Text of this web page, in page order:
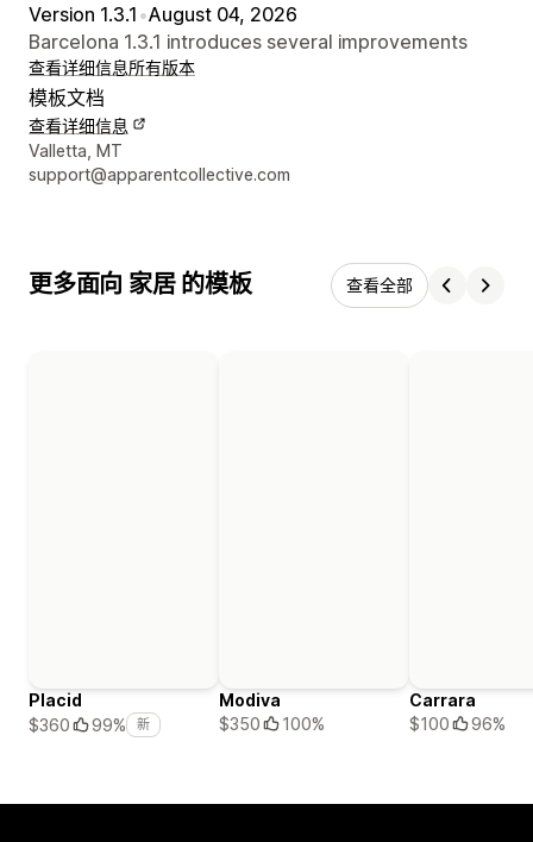
Version 1.3.1 •August 04, 2026
Barcelona 1.3.1 introduces several improvements
查看详细信息所有版本
模板文档
查看详细信息
设计师联系方式
Valletta, MT
support@apparentcollective.com
更多面向 家居 的模板 查看全部
Placid
$360
99% 新
Modiva
$350
100%
Carrara
$100
96%